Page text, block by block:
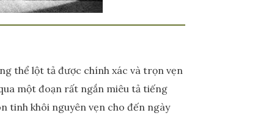
thể lột tả được chính xác và trọn vẹn
một đoạn rất ngắn miêu tả tiếng
tinh khôi nguyên vẹn cho đến ngày